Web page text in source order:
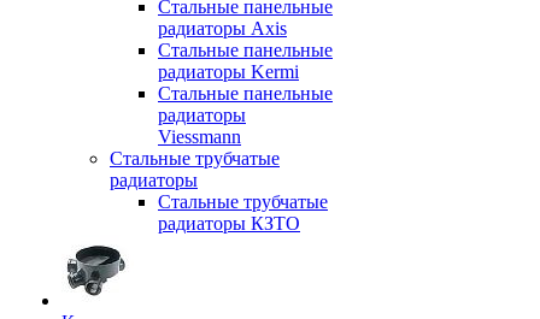
Стальные панельные
радиаторы Axis
Стальные панельные
радиаторы Kermi
Стальные панельные
радиаторы
Viessmann
Стальные трубчатые
радиаторы
Стальные трубчатые
радиаторы КЗТО